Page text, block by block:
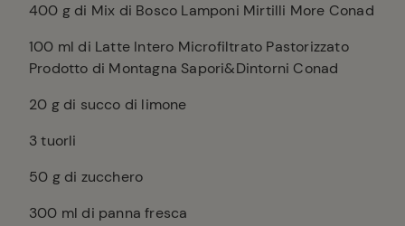
400 g di Mix di Bosco Lamponi Mirtilli More Conad
100 ml di Latte Intero Microfiltrato Pastorizzato
Prodotto di Montagna Sapori&Dintorni Conad
20 g di succo di limone
3tuorli
50 g di zucchero
300 ml di panna fresca